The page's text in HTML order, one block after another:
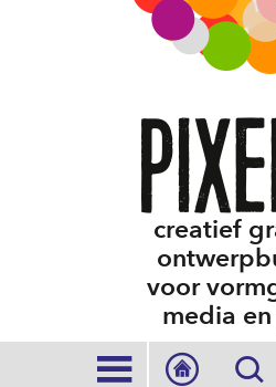
creatief
voor
media
  